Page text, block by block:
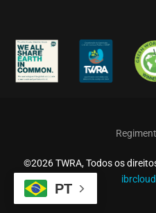
©2026 TWRA, Todos os
PT